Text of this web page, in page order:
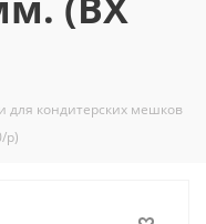
для кондитерских мешков
p)